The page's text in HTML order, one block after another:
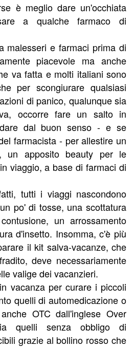
è meglio dare un'occhiata
a qualche farmaco di
malesseri e farmaci prima di
piacevole ma anche
va fatta e molti italiani sono
per scongiurare qualsiasi
di panico, qualunque sia
occorre fare un salto in
dal buon senso - e se
farmacista - per allestire un
un apposito beauty per le
viaggio, a base di farmaci di
tutti i viaggi nascondono
po' di tosse, una scottatura
un arrossamento
d'insetto. Insomma, c'è più
il kit salva-vacanze, che
deve necessariamente
valige dei vacanzieri.
vacanza per curare i piccoli
quelli di automedicazione o
OTC dall'inglese Over
quelli senza obbligo di
grazie al bollino rosso che